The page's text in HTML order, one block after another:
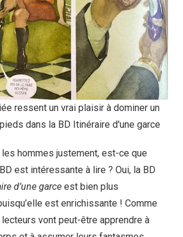
ressent un vrai plaisir à dominer un
dans la BD Itinéraire d'une garce
hommes justement, est-ce que
est intéressante à lire ? Oui, la BD
d’une garce est bien plus
est enrichissante ! Comme
vont peut-être apprendre à